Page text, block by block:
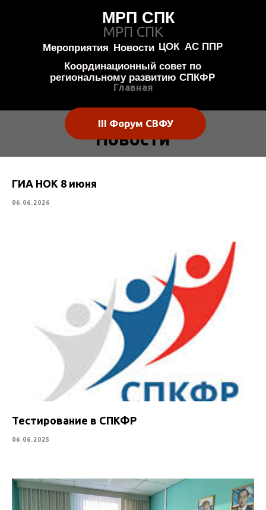
Новости
Координационный совет по
региональному развитию СПКФР
Мероприятия
МРП СПК
III Форум СВФУ
АС ППР
ЦОК
МРП СПК
Главная
Новости
ГИА НОК 8 июня
06.06.2026
Тестирование в СПКФР
06.06.2025